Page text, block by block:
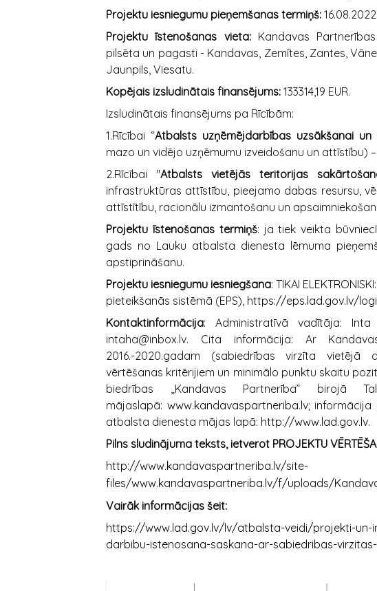
Projektu iesniegumu pieņemšanas termiņš:
Projektu īstenošanas vieta:Kandavas
pilsēta un pagasti - Kandavas, Zemītes, Zantes,
Jaunpils, Viesatu.
Kopējais izsludinātais finansējums: 133314,19 EUR.
Izsludinātais finansējums pa Rīcībām:
1.Rīcībai “Atbalsts uzņēmējdarbības uzsākšanai
mazo un vidējo uzņēmumu izveidošanu un attīstību) –
2.Rīcībai "Atbalsts vietējās teritorijas
infrastruktūras attīstību, pieejamo dabas resursu,
attīstītību, racionālu izmantošanu un
Projektu īstenošanas termiņš: ja tiek veikta
gads no Lauku atbalsta dienesta lēmuma
apstiprināšanu.
Projektu iesniegumu iesniegšana: TIKAI
pieteikšanās sistēmā (EPS), https://eps.lad.gov.lv/
Kontaktinformācija: Administratīvā vadītāja: Inta
intaha@inbox.lv. Cita informācija: Ar
2016.-2020.gadam (sabiedrības virzīta vietējā
vērtēšanas kritērijiem un minimālo punktu skaitu
biedrības „Kandavas Partnerība” birojā
mājaslapā: www.kandavaspartneriba.lv; informācija
atbalsta dienesta mājas lapā: http://www.lad.gov.lv.
Pilns sludinājuma teksts, ietverot PROJEKTU
http://www.kandavaspartneriba.lv/site-
files/www.kandavaspartneriba.lv/f/uploads/
Vairāk informācijas šeit:
https://www.lad.gov.lv/lv/atbalsta-veidi/projekti-
darbibu-istenosana-saskana-ar-sabiedribas-